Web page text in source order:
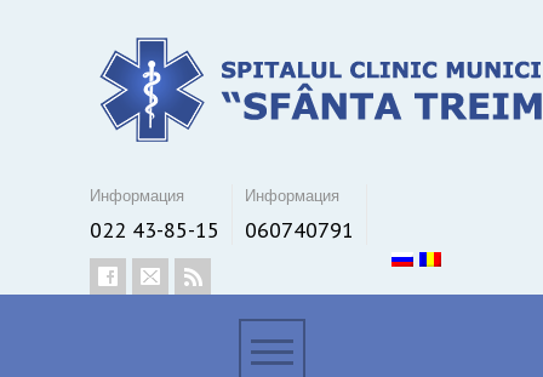
Информация
022 43-85-15
Информация
060740791